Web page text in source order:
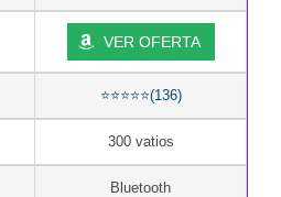
VER OFERTA
⭐⭐⭐⭐⭐(136)
300 vatios
Bluetooth